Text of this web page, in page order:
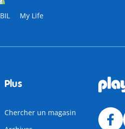
My Life
Plus
Chercher un magasin